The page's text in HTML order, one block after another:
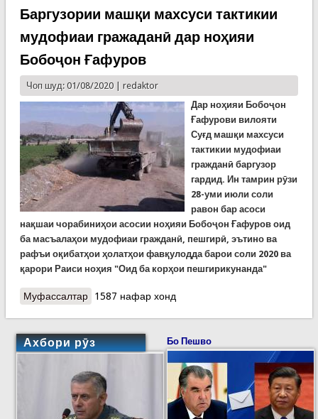
Баргузории машқи махсуси тактикии
мудофиаи гражаданӣ дар ноҳияи
Бобоҷон Ғафуров
Чоп шуд: 01/08/2020 | redaktor
Дар ноҳияи Бобоҷон
Ғафурови вилояти
Суғд машқи махсуси
тактикии мудофиаи
гражданӣ баргузор
гардид. Ин тамрин рӯзи
28-уми июли соли
равон бар асоси
нақшаи чорабиниҳои асосии ноҳияи Бобоҷон Ғафуров оид
ба масъалаҳои мудофиаи гражданӣ, пешгирӣ, эътино ва
рафъи оқибатҳои ҳолатҳои фавқулодда барои соли 2020 ва
қарори Раиси ноҳия "Оид ба корҳои пешгирикунанда"
Муфассалтаро Баргузории машқи махсуси тактикии
1587 нафар хонд
Ахбори рӯз Бо Пешво